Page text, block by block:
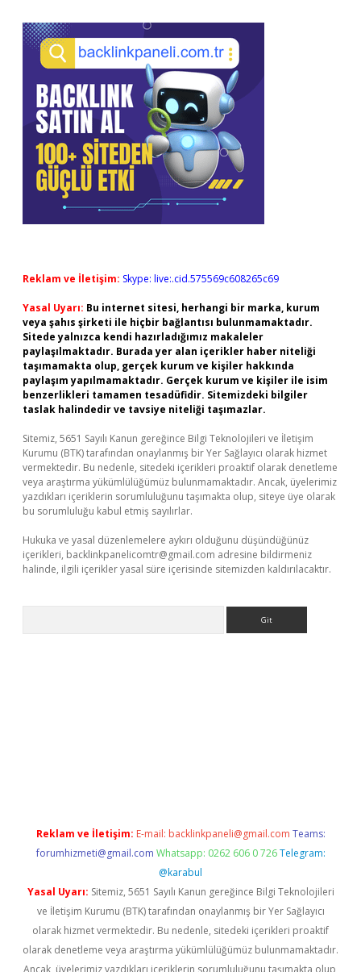
Reklam ve İletişim: Skype: live:.cid.575569c608265c69
Yasal Uyarı: Bu internet sitesi, herhangi bir marka, kurum
veya şahıs şirketi ile hiçbir bağlantısı bulunmamaktadır.
Sitede yalnızca kendi hazırladığımız makaleler
paylaşılmaktadır. Burada yer alan içerikler haber niteliği
taşımamakta olup, gerçek kurum ve kişiler hakkında
paylaşım yapılmamaktadır. Gerçek kurum ve kişiler ile isim
benzerlikleri tamamen tesadüfidir. Sitemizdeki bilgiler
taslak halindedir ve tavsiye niteliği taşımazlar.
Sitemiz, 5651 Sayılı Kanun gereğince Bilgi Teknolojileri ve İletişim
Kurumu (BTK) tarafından onaylanmış bir Yer Sağlayıcı olarak hizmet
vermektedir. Bu nedenle, sitedeki içerikleri proaktif olarak denetleme
veya araştırma yükümlülüğümüz bulunmamaktadır. Ancak, üyelerimiz
yazdıkları içeriklerin sorumluluğunu taşımakta olup, siteye üye olarak
bu sorumluluğu kabul etmiş sayılırlar.
Hukuka ve yasal düzenlemelere aykırı olduğunu düşündüğünüz
içerikleri, backlinkpanelicomtr@gmail.com adresine bildirmeniz
halinde, ilgili içerikler yasal süre içerisinde sitemizden kaldırılacaktır.
Reklam ve İletişim: E-mail: backlinkpaneli@gmail.com Teams:
forumhizmeti@gmail.com Whatsapp: 0262 606 0 726 Telegram:
@karabul
Yasal Uyarı: Sitemiz, 5651 Sayılı Kanun gereğince Bilgi Teknolojileri
ve İletişim Kurumu (BTK) tarafından onaylanmış bir Yer Sağlayıcı
olarak hizmet vermektedir. Bu nedenle, sitedeki içerikleri proaktif
olarak denetleme veya araştırma yükümlülüğümüz bulunmamaktadır.
Ancak, üyelerimiz yazdıkları içeriklerin sorumluluğunu taşımakta olup,